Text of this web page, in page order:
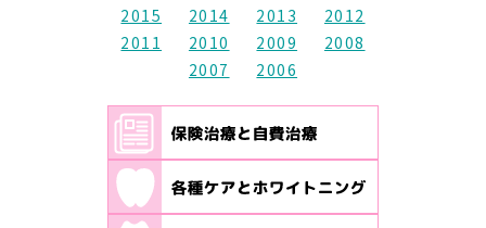
2015
2014 2013
2012
2011
2010 2009
2008
2007
2006